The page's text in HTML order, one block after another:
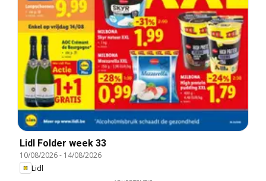
Lidl Folder week 33
10/08/2026- 14/08/2026
Lidl